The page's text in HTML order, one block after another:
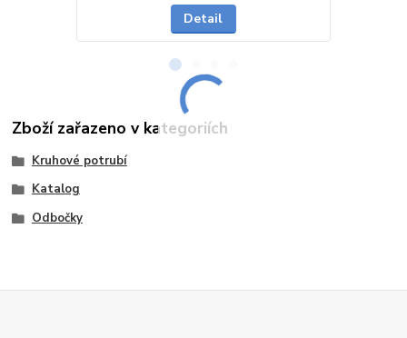
Detail
Zboží zařazeno v kategoriích
Kruhové potrubí
Katalog
Odbočky